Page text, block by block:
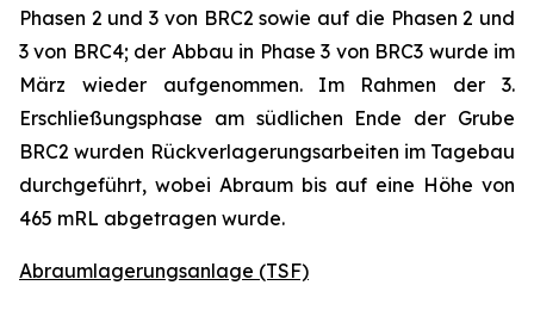
Phasen 2 und 3 von BRC2 sowie auf die Phasen 2 und
3 von BRC4; der Abbau in Phase 3 von BRC3 wurde im
März wieder aufgenommen. Im Rahmen der 3.
Erschließungsphase am südlichen Ende der Grube
BRC2 wurden Rückverlagerungsarbeiten im Tagebau
durchgeführt, wobei Abraum bis auf eine Höhe von
465 mRL abgetragen wurde.
Abraumlagerungsanlage (TSF)